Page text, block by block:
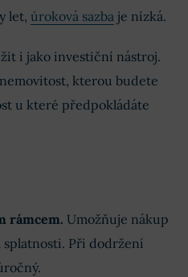
let, úroková sazba je nízká.
i jako investiční nástroj.
kterou budete
u které předpokládáte
rámcem. Umožňuje nákup
splatnosti. Při dodržení